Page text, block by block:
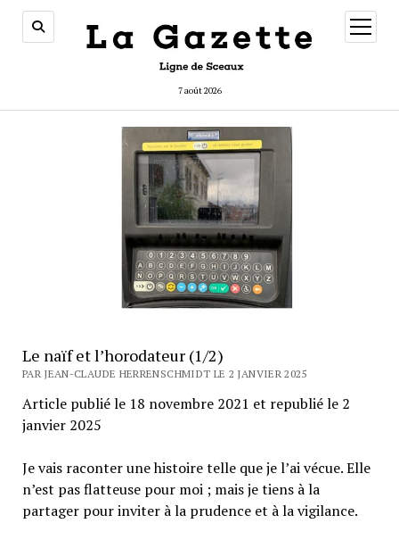
7 août 2026
ouvrir
menu
Le naïf et l’horodateur (1/2)
PAR JEAN-CLAUDE HERRENSCHMIDT LE 2 JANVIER 2025
Article publié le 18 novembre 2021 et republié le 2
janvier 2025
Je vais raconter une histoire telle que je l’ai vécue. Elle
n’est pas flatteuse pour moi ; mais je tiens à la
partager pour inviter à la prudence et à la vigilance.